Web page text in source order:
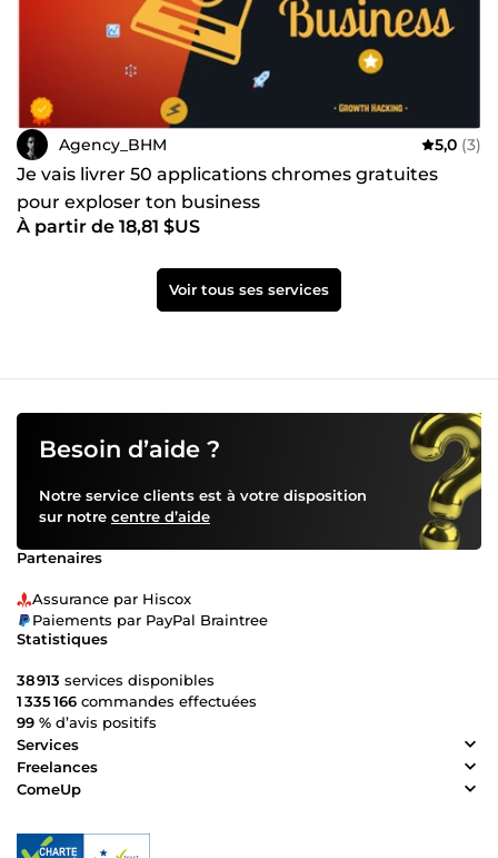
Agency_BHM 5,0 (3)
Je vais livrer 50 applications chromes gratuites
pour exploser ton business
À partir de 18,81 $US
Voir tous ses services
Besoin d’aide ?
Notre service clients est à votre disposition
sur notre centre d’aide
Partenaires
Assurance par Hiscox
Paiements par PayPal Braintree
Statistiques
38 913 services disponibles
1 335 166 commandes effectuées
99 % d’avis positifs
Services
Freelances
ComeUp